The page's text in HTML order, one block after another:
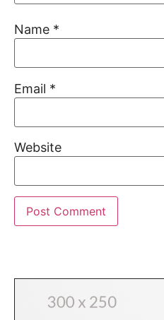
Name *
Email *
Website